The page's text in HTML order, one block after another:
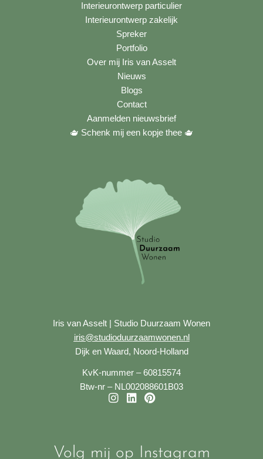
Interieurontwerp particulier
Interieurontwerp zakelijk
Spreker
Portfolio
Over mij Iris van Asselt
Nieuws
Blogs
Contact
Aanmelden nieuwsbrief
🫖 Schenk mij een kopje thee 🫖
Iris van Asselt | Studio Duurzaam Wonen
iris@studioduurzaamwonen.nl
Dijk en Waard, Noord-Holland
KvK-nummer – 60815574
Btw-nr – NL002088601B03
I
a
L
e
P
e
Volg mij op Instagram